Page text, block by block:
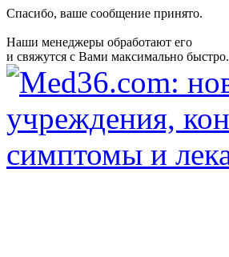
Спасибо, ваше сообщение принято.
Наши менеджеры обработают его
и свяжутся с Вами максимально быстро.